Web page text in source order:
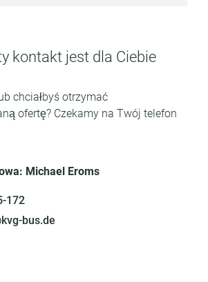
kontakt jest dla Ciebie
chciałbyś otrzymać
ofertę? Czekamy na Twój telefon
Michael Eroms
172
bus.de